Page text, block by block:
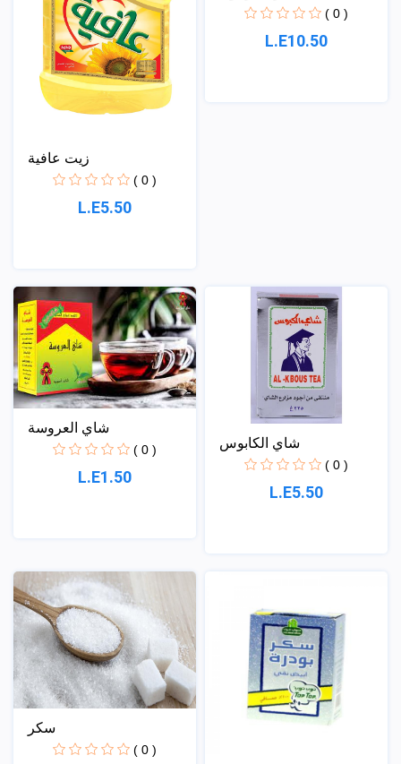
زيت عافية
( 0 )
L.E5.50
( 0 )
L.E10.50
شاي العروسة
( 0 )
L.E1.50
شاي الكابوس
( 0 )
L.E5.50
سكر
( 0 )